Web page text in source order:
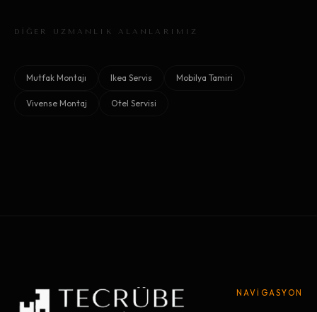
DİĞER UZMANLIK ALANLARIMIZ
Mutfak Montajı Ikea Servis Mobilya Tamiri
Vivense Montaj Otel Servisi
NAVİGASYON